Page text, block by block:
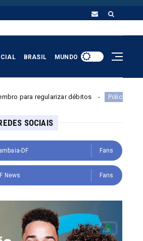
BRASIL MUNDO
débitos Policial Menino de 11 anos
SOCIAIS
DF Fans
News Fans